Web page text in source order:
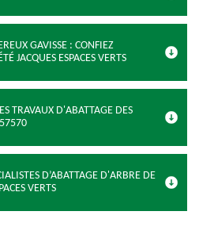
GAVISSE : CONFIEZ
JACQUES ESPACES VERTS
TRAVAUX D'ABATTAGE DES
D’ABATTAGE D'ARBRE DE
VERTS